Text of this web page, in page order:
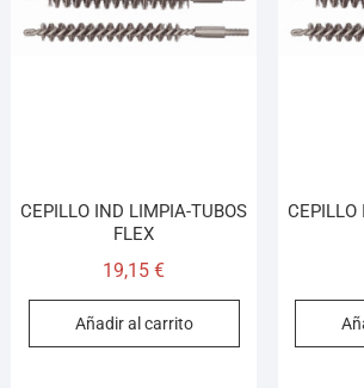
CEPILLO IND LIMPIA-TUBOS
FLEX
19,15€
Añadir al carrito
CEPILLO